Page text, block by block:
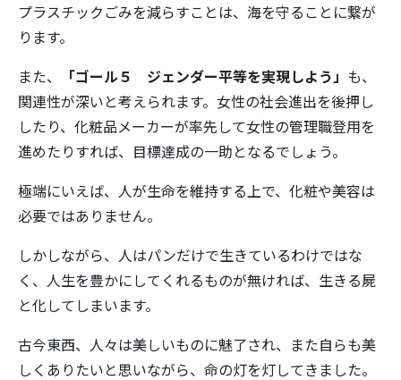
プラスチックごみを減らすことは、海を守ることに繋が
ります。
また、
「ゴール５ ジェンダー平等を実現しよう」 も、
関連性が深いと考えられます。女性の社会進出を後押し
したり、化粧品メーカーが率先して女性の管理職登用を
進めたりすれば、目標達成の一助となるでしょう。
極端にいえば、人が生命を維持する上で、化粧や美容は
必要ではありません。
しかしながら、人はパンだけで生きているわけではな
く、人生を豊かにしてくれるものが無ければ、生きる屍
と化してしまいます。
古今東西、人々は美しいものに魅了され、また自らも美
しくありたいと思いながら、命の灯を灯してきました。